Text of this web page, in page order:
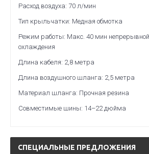
Расход воздуха: 70 л/мин
Тип крыльчатки: Медная обмотка
Режим работы: Макс. 40 мин
охлаждения
Длина кабеля: 2,8 метра
Длина воздушного шланга: 2,5 метра
Материал шланга: Прочная резина
Совместимые шины: 14–22 дюйма
СПЕЦИАЛЬНЫЕ ПРЕДЛОЖЕНИЯ